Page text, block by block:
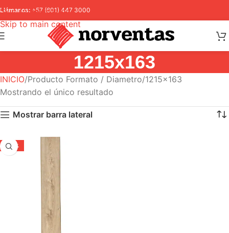
Skip to navigation
Skip to main content
Llámanos: +57 (601) 447 3000
1215x163
INICIO Producto Formato / Diametro 1215x163
Mostrando el único resultado
Mostrar barra lateral
-33%